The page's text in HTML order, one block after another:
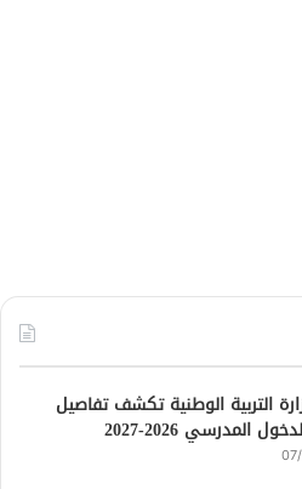
التربية الوطنية تكشف تفاصيل
المدرسي 2026-2027